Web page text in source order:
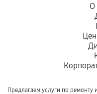
О
Предлагаем услуги по